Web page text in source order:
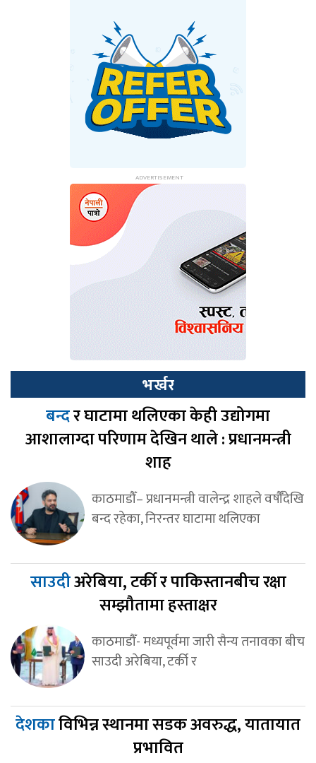
भर्खर
बन्दर घाटामा थलिएका केही उद्योगमा
आशालाग्दा परिणाम देखिन थाले : प्रधानमन्त्री
शाह
काठमाडौँ– प्रधानमन्त्री वालेन्द्र शाहले वर्षौँदेखि
बन्द रहेका, निरन्तर घाटामा थलिएका
साउदीअरेबिया, टर्की र पाकिस्तानबीच रक्षा
सम्झौतामा हस्ताक्षर
काठमाडौँ- मध्यपूर्वमा जारी सैन्य तनावका बीच
साउदी अरेबिया, टर्की र
देशकाविभिन्न स्थानमा सडक अवरुद्ध, यातायात
प्रभावित